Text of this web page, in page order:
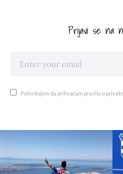
Prijavi se na
Potvrđujem da prihvaćam pravila o